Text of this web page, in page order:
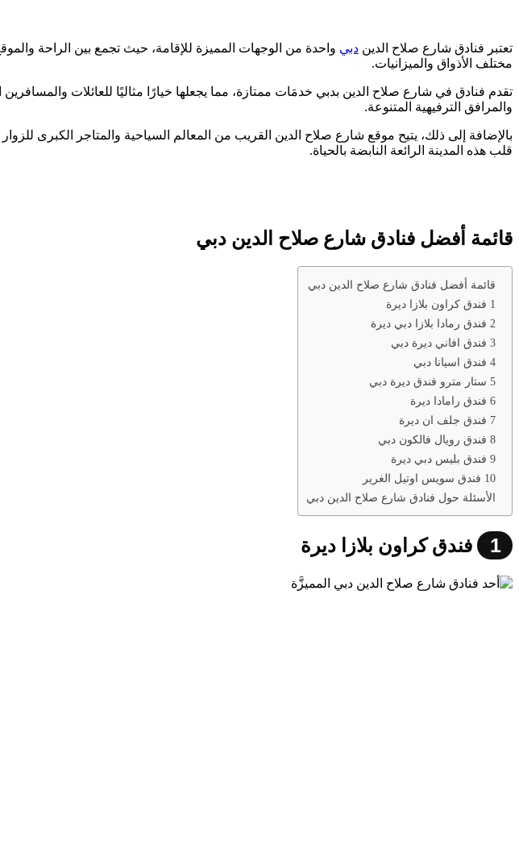
تعتبر فنادق شارع صلاح الدين دبي واحدة من الوجهات المميزة للإقامة، حيث تجمع بين الراحة
مختلف الأذواق والميزانيات.
تقدم فنادق في شارع صلاح الدين بدبي خدمَات ممتازة، مما يجعلها خيارًا مثاليًا للعائلات
والمرافق الترفيهية المتنوعة.
بالإضافة إلى ذلك، يتيح موقع شارع صلاح الدين القريب من المعالم السياحية والمتاجر الكبرى
قلب هذه المدينة الرائعة النابضة بالحياة.
قائمة أفضل فنادق شارع صلاح الدين دبي
قائمة أفضل فنادق شارع صلاح الدين دبي
1 فندق كراون بلازا ديرة
2 فندق رمادا بلازا دبي ديرة
3 فندق افاني ديرة دبي
4 فندق اسيانا دبي
5 ستار مترو فندق ديرة دبي
6 فندق رامادا ديرة
7 فندق جلف ان ديرة
8 فندق رويال فالكون دبي
9 فندق بليس دبي ديرة
10 فندق سويس اوتيل الغرير
الأسئلة حول فنادق شارع صلاح الدين دبي
1 فندق كراون بلازا ديرة